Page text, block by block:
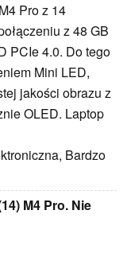
Pro z 14
z 48 GB
PCIe 4.0. Do tego
Mini LED,
jakości obrazu z
OLED. Laptop
Bardzo
M4 Pro. Nie